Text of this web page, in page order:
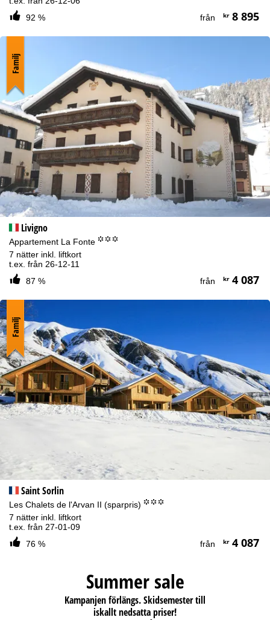
92 %
från kr8 895
Livigno
Appartement La Fonte °°°
7 nätter inkl. liftkort
t.ex. från 26-12-11
87 %
från kr4 087
Familj
Saint Sorlin
Les Chalets de l'Arvan II (sparpris) °°°
7 nätter inkl. liftkort
t.ex. från 27-01-09
76 %
från kr4 087
Familj
Summer sale
Kampanjen förlängs. Skidsemester till
iskallt nedsatta priser!